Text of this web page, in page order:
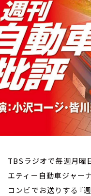
イベント・グッ
YouTube
会社情報
TBSラジオで毎週月曜
エティー自動車ジャー
コンビでお送りする『